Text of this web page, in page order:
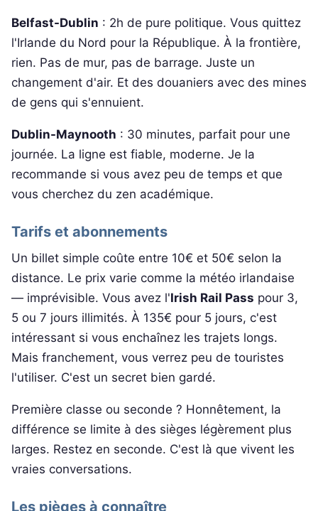
Belfast-Dublin : 2h de pure politique. Vous quittez
l'Irlande du Nord pour la République. À la frontière,
rien. Pas de mur, pas de barrage. Juste un
changement d'air. Et des douaniers avec des mines
de gens qui s'ennuient.
Dublin-Maynooth : 30 minutes, parfait pour une
journée. La ligne est fiable, moderne. Je la
recommande si vous avez peu de temps et que
vous cherchez du zen académique.
Tarifs et abonnements
Un billet simple coûte entre 10€ et 50€ selon la
distance. Le prix varie comme la météo irlandaise
— imprévisible. Vous avez l'Irish Rail Pass pour 3,
5 ou 7 jours illimités. À 135€ pour 5 jours, c'est
intéressant si vous enchaînez les trajets longs.
Mais franchement, vous verrez peu de touristes
l'utiliser. C'est un secret bien gardé.
Première classe ou seconde ? Honnêtement, la
différence se limite à des sièges légèrement plus
larges. Restez en seconde. C'est là que vivent les
vraies conversations.
Les pièges à connaître